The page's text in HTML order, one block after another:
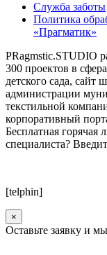
Служба заботы
Политика
«Прагматик»
PRagmstic.STUDIO
300 проектов в
детского сада, сайт
администрации
текстильной
корпоративный
Бесплатная горячая
специалиста?
[telphin]
×
Оставьте заявку и